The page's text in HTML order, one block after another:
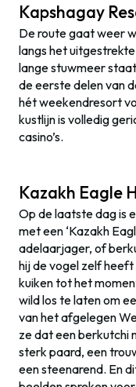
Kapshagay
De route gaat weer
langs het
lange stuwmeer
de eerste delen van
hét weekendresort
kustlijn is volledig
casino’s.
Kazakh Eagle
Op de laatste dag is
met een ‘Kazakh
adelaarjager, of
hij de vogel zelf
kuiken tot het
wild los te laten om
van het afgelegen
ze dat een berkutchi
sterk paard, een
een steenarend. En